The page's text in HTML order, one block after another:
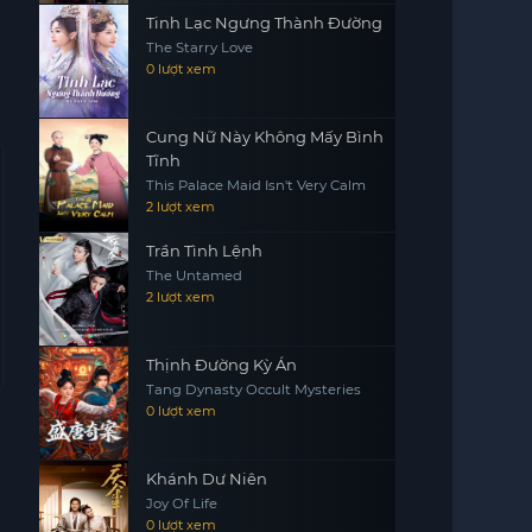
Tinh Lạc Ngưng Thành Đường
The Starry Love
0 lượt xem
Cung Nữ Này Không Mấy Bình
Tĩnh
This Palace Maid Isn't Very Calm
2 lượt xem
Trần Tình Lệnh
The Untamed
2 lượt xem
Thịnh Đường Kỳ Án
Tang Dynasty Occult Mysteries
0 lượt xem
Khánh Dư Niên
Joy Of Life
0 lượt xem